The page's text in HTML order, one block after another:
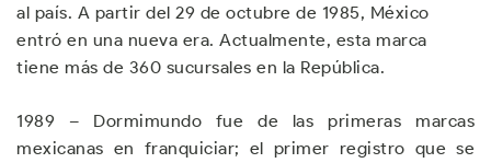
al país. A partir del 29 de octubre de 1985, México
entró en una nueva era. Actualmente, esta marca
tiene más de 360 sucursales en la República.
1989 – Dormimundo fue de las primeras marcas
mexicanas en franquiciar; el primer registro que se